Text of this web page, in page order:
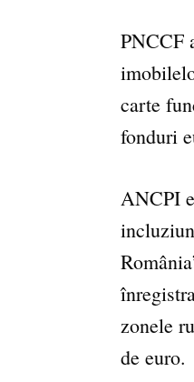
PNCCF
carte
fonduri
ANCPI
zonele
de euro.